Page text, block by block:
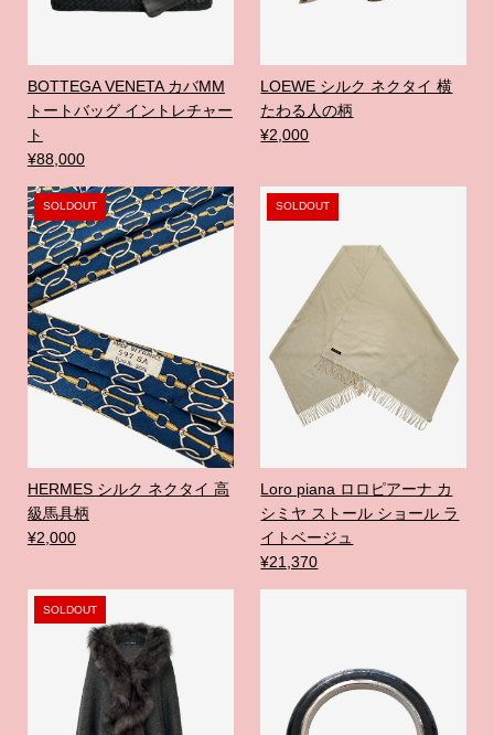
BOTTEGA VENETA カバMM
トートバッグ イントレチャー
ト
¥88,000
LOEWE シルク ネクタイ 横
たわる人の柄
¥2,000
SOLDOUT
HERMES シルク ネクタイ 高
級馬具柄
¥2,000
SOLDOUT
Loro piana ロロピアーナ カ
シミヤ ストール ショール ラ
イトベージュ
¥21,370
SOLDOUT